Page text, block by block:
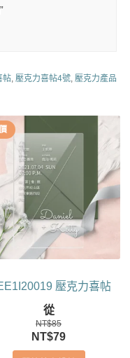
帖 ,壓克力喜帖4號 ,壓克力產品
壓克力喜帖
從
NT$85
原
始
NT$79目
前